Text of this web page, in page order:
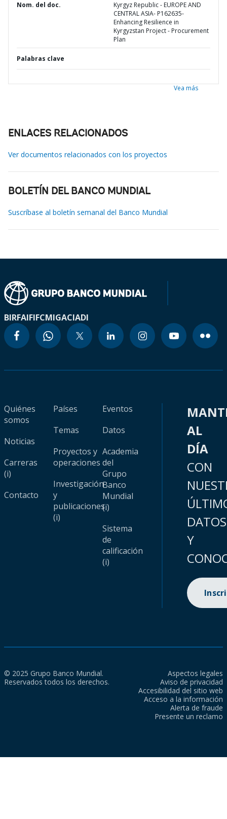
Nom. del doc.
Kyrgyz Republic - EUROPE AND
CENTRAL ASIA- P162635-
Enhancing Resilience in
Kyrgyzstan Project - Procurement
Plan
Palabras clave
Vea más
ENLACES RELACIONADOS
Ver documentos relacionados con los proyectos
BOLETÍN DEL BANCO MUNDIAL
Suscríbase al boletín semanal del Banco Mundial
BIRFAIFIFCMIGACIADI
Quiénes
somos
Noticias
Carreras
(i)
Contacto
Países
Temas
Proyectos y
operaciones
Investigación
y
publicaciones
(i)
Eventos
Datos
Academia
del
Grupo
Banco
Mundial
(i)
Sistema
de
calificación
(i)
AL
DÍA
CON
DATOS
Y
© 2025 Grupo Banco Mundial.
Reservados todos los derechos.
Aspectos legales
Aviso de privacidad
Accesibilidad del sitio web
Acceso a la información
Alerta de fraude
Presente un reclamo